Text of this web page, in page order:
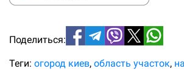
Поделиться:
Теги: огород киев область участок